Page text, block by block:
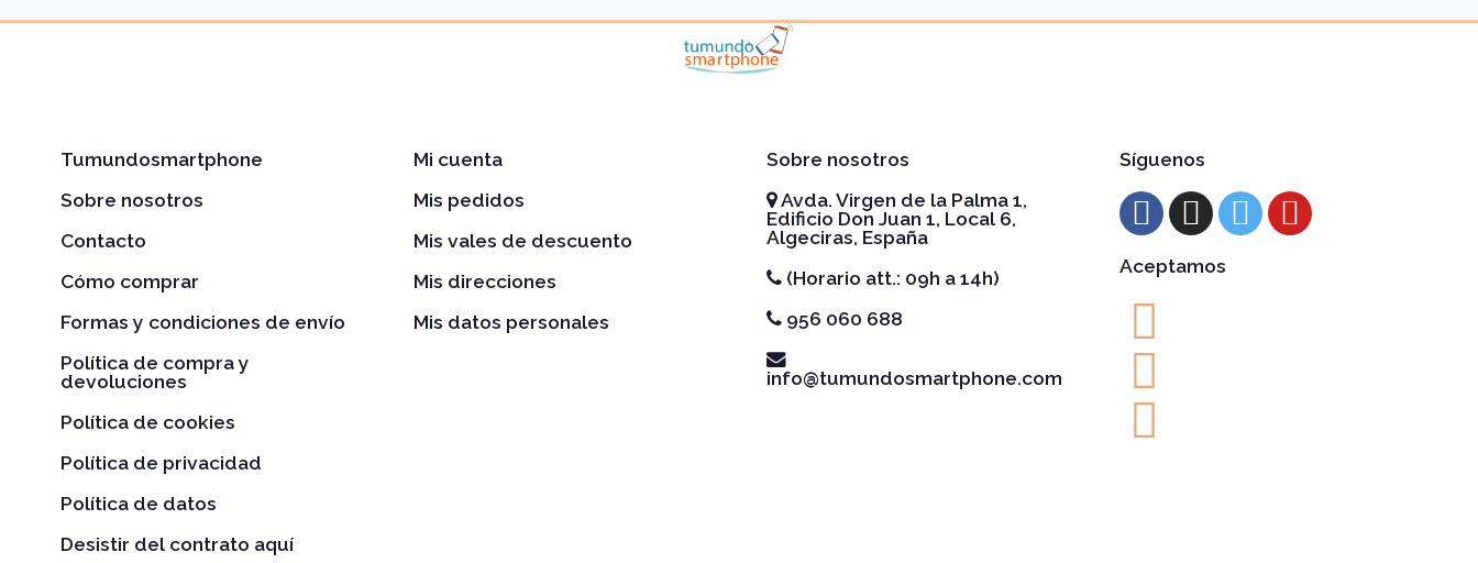
Tumundosmartphone
Sobre nosotros
Contacto
Cómo comprar
Formas y condiciones de envío
Política de compra y
devoluciones
Política de cookies
Política de privacidad
Política de datos
Desistir del contrato aquí
Mi cuenta
Mis pedidos
Mis vales de descuento
Mis direcciones
Mis datos personales
Sobre nosotros
Avda. Virgen de la Palma 1,
Edificio Don Juan 1, Local 6,
Algeciras, España
(Horario att.: 09h a 14h)
956 060 688
info@tumundosmartphone.com
Síguenos
Aceptamos